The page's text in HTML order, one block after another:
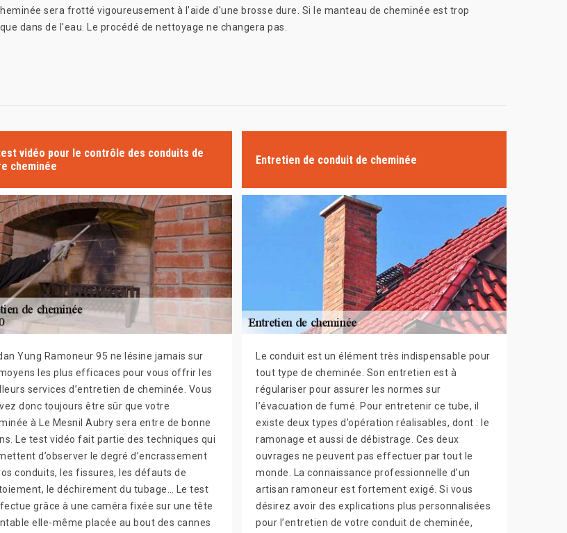
sera frotté vigoureusement à l'aide d'une brosse dure. Si le manteau de cheminée est trop
dans de l'eau. Le procédé de nettoyage ne changera pas.
vidéo pour le contrôle des conduits de
cheminée
Yung Ramoneur 95 ne lésine jamais sur
les plus efficaces pour vous offrir les
services d’entretien de cheminée. Vous
donc toujours être sûr que votre
à Le Mesnil Aubry sera entre de bonne
Le test vidéo fait partie des techniques qui
d’observer le degré d’encrassement
conduits, les fissures, les défauts de
le déchirement du tubage… Le test
grâce à une caméra fixée sur une tête
elle-même placée au bout des cannes
Entretien de conduit de cheminée
Le conduit est un élément très indispensable pour
tout type de cheminée. Son entretien est à
régulariser pour assurer les normes sur
l’évacuation de fumé. Pour entretenir ce tube, il
existe deux types d’opération réalisables, dont : le
ramonage et aussi de débistrage. Ces deux
ouvrages ne peuvent pas effectuer par tout le
monde. La connaissance professionnelle d’un
artisan ramoneur est fortement exigé. Si vous
désirez avoir des explications plus personnalisées
pour l’entretien de votre conduit de cheminée,